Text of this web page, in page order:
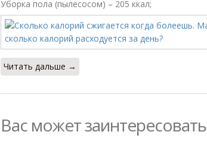
Уборка пола (пылесосом) – 205 ккал;
Читать дальше →
Вас может заинтересовать